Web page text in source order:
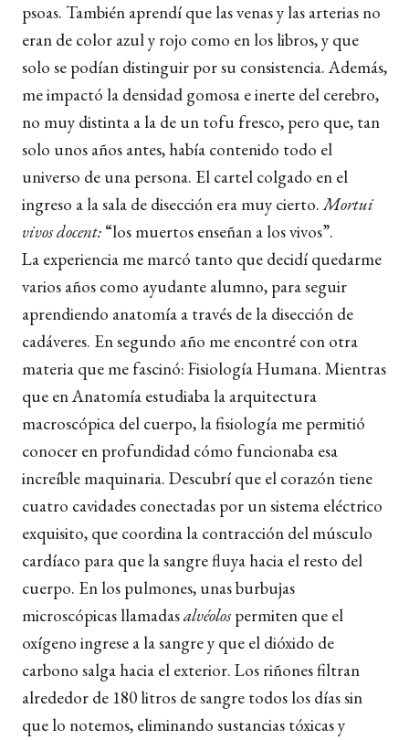
psoas. También aprendí que las venas y las arterias no
eran de color azul y rojo como en los libros, y que
solo se podían distinguir por su consistencia. Además,
me impactó la densidad gomosa e inerte del cerebro,
no muy distinta a la de un tofu fresco, pero que, tan
solo unos años antes, había contenido todo el
universo de una persona. El cartel colgado en el
ingreso a la sala de disección era muy cierto.Mortui
vivos docent: “los muertos enseñan a los vivos”.
La experiencia me marcó tanto que decidí quedarme
varios años como ayudante alumno, para seguir
aprendiendo anatomía a través de la disección de
cadáveres. En segundo año me encontré con otra
materia que me fascinó: Fisiología Humana. Mientras
que en Anatomía estudiaba la arquitectura
macroscópica del cuerpo, la fisiología me permitió
conocer en profundidad cómo funcionaba esa
increíble maquinaria. Descubrí que el corazón tiene
cuatro cavidades conectadas por un sistema eléctrico
exquisito, que coordina la contracción del músculo
cardíaco para que la sangre fluya hacia el resto del
cuerpo. En los pulmones, unas burbujas
microscópicas llamadasalvéolospermiten que el
oxígeno ingrese a la sangre y que el dióxido de
carbono salga hacia el exterior. Los riñones filtran
alrededor de 180 litros de sangre todos los días sin
que lo notemos, eliminando sustancias tóxicas y